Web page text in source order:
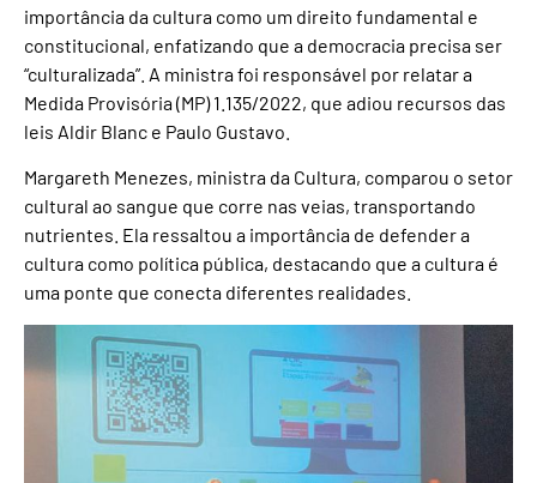
importância da cultura como um direito fundamental e
constitucional, enfatizando que a democracia precisa ser
“culturalizada”. A ministra foi responsável por relatar a
Medida Provisória (MP) 1.135/2022, que adiou recursos das
leis Aldir Blanc e Paulo Gustavo.
Margareth Menezes, ministra da Cultura, comparou o setor
cultural ao sangue que corre nas veias, transportando
nutrientes. Ela ressaltou a importância de defender a
cultura como política pública, destacando que a cultura é
uma ponte que conecta diferentes realidades.